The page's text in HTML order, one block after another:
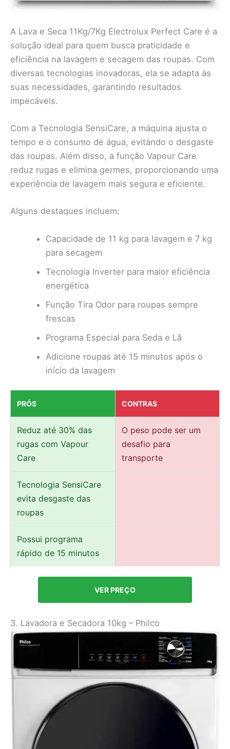
A Lava e Seca 11Kg/7Kg Electrolux Perfect Care é a
solução ideal para quem busca praticidade e
eficiência na lavagem e secagem das roupas. Com
diversas tecnologias inovadoras, ela se adapta às
suas necessidades, garantindo resultados
impecáveis.
Com a Tecnologia SensiCare, a máquina ajusta o
tempo e o consumo de água, evitando o desgaste
das roupas. Além disso, a função Vapour Care
reduz rugas e elimina germes, proporcionando uma
experiência de lavagem mais segura e eficiente.
Alguns destaques incluem:
Capacidade de 11 kg para lavagem e 7 kg
para secagem
Tecnologia Inverter para maior eficiência
energética
Função Tira Odor para roupas sempre
frescas
Programa Especial para Seda e Lã
Adicione roupas até 15 minutos após o
início da lavagem
PRÓS CONTRAS
Reduz até 30% das
rugas com Vapour
Care
O peso pode ser um
desafio para
transporte
Tecnologia SensiCare
evita desgaste das
roupas
Possui programa
rápido de 15 minutos
VER PREÇO
3. Lavadora e Secadora 10kg – Philco